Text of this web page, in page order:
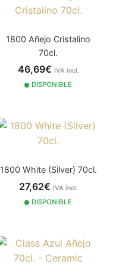
1800 Añejo Cristalino
70cl.
46,69€ IVA incl.
DISPONIBLE
1800 White (Silver) 70cl.
27,62€ IVA incl.
DISPONIBLE